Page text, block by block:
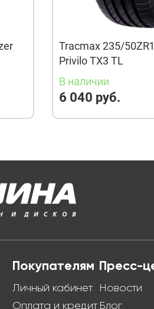
Tracmax 235/
Privilo TX3 TL
В наличии
6 040 руб.
Покупателям
Личный кабинет
Оплата и кредит
Пресс-
Новости
Блог